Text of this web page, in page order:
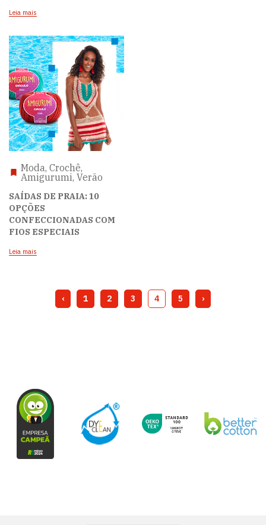
Leia mais
Moda, Crochê,
Amigurumi, Verão
SAÍDAS DE PRAIA: 10
OPÇÕES
CONFECCIONADAS COM
FIOS ESPECIAIS
Leia mais
‹ 1 2 3 4 5 ›